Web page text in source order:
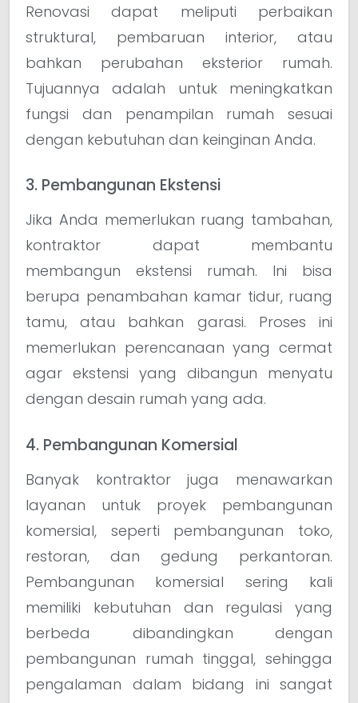
Renovasi dapat meliputi perbaikan
struktural, pembaruan interior, atau
bahkan perubahan eksterior rumah.
Tujuannya adalah untuk meningkatkan
fungsi dan penampilan rumah sesuai
dengan kebutuhan dan keinginan Anda.
3. Pembangunan Ekstensi
Jika Anda memerlukan ruang tambahan,
kontraktor dapat membantu
membangun ekstensi rumah. Ini bisa
berupa penambahan kamar tidur, ruang
tamu, atau bahkan garasi. Proses ini
memerlukan perencanaan yang cermat
agar ekstensi yang dibangun menyatu
dengan desain rumah yang ada.
4. Pembangunan Komersial
Banyak kontraktor juga menawarkan
layanan untuk proyek pembangunan
komersial, seperti pembangunan toko,
restoran, dan gedung perkantoran.
Pembangunan komersial sering kali
memiliki kebutuhan dan regulasi yang
berbeda dibandingkan dengan
pembangunan rumah tinggal, sehingga
pengalaman dalam bidang ini sangat